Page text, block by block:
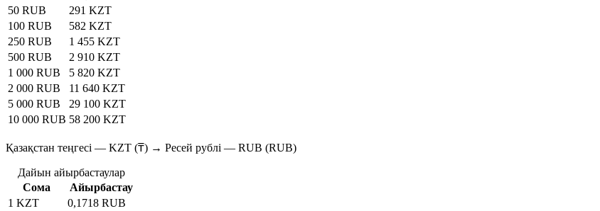
50 RUB
291 KZT
100 RUB
582 KZT
250 RUB
1 455 KZT
500 RUB
2 910 KZT
1 000 RUB
5 820 KZT
2 000 RUB
11 640 KZT
5 000 RUB
29 100 KZT
10 000 RUB 58 200 KZT
Қазақстан теңгесі — KZT (₸) → Ресей рублі — RUB (RUB)
Дайын айырбастаулар
Сома
Айырбастау
1 KZT
0,1718 RUB